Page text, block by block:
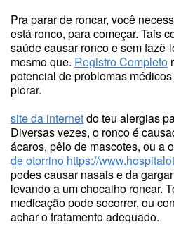
Pra parar de roncar, você
está ronco, para começar. Tais
saúde causar ronco e sem
mesmo que. Registro Completo
potencial de problemas
piorar.
site da internetdo teu alergias
Diversas vezes, o ronco é
ácaros, pêlo de mascotes, ou a
de otorrino https://
podes causar nasais e da
levando a um chocalho roncar.
medicação pode socorrer, ou
achar o tratamento adequado.